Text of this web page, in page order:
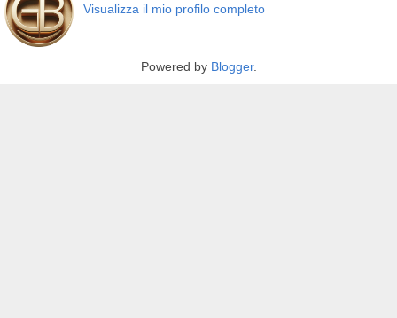
Visualizza il mio profilo completo
Powered by Blogger.